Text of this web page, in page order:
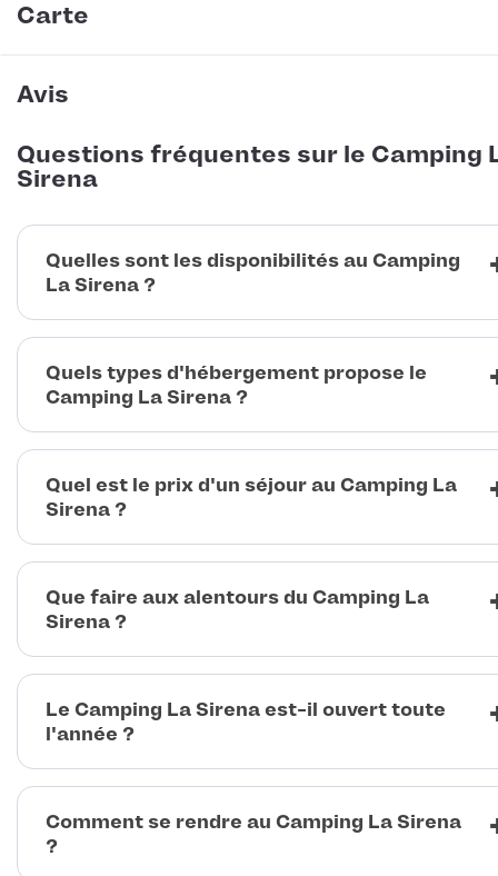
Carte
Avis
Questions fréquentes sur le Camping
Sirena
Quelles sont les disponibilités au Camping
La Sirena ?
Quels types d'hébergement propose le
Camping La Sirena ?
Quel est le prix d'un séjour au Camping La
Sirena ?
Que faire aux alentours du Camping La
Sirena ?
Le Camping La Sirena est-il ouvert toute
l'année ?
Comment se rendre au Camping La Sirena
?